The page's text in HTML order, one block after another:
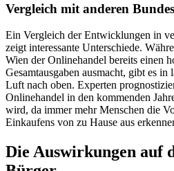
Vergleich mit anderen
Ein Vergleich der Entwicklungen in
zeigt interessante Unterschiede.
Wien der Onlinehandel bereits einen
Gesamtausgaben ausmacht, gibt es
Luft nach oben. Experten
Onlinehandel in den kommenden
wird, da immer mehr Menschen die
Einkaufens von zu Hause aus
Die Auswirkungen auf